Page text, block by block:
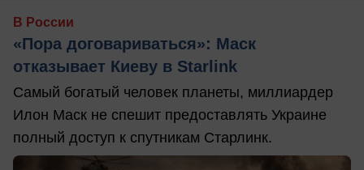
В России
«Пора договариваться»: Маск
отказывает Киеву в Starlink
Самый богатый человек планеты, миллиардер
Илон Маск не спешит предоставлять Украине
полный доступ к спутникам Старлинк.